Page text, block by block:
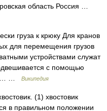
область Россия …
груза к крюку Для кранов
для перемещения грузов
устройствами служат
с помощью
В… …
Википедия
(1) хвостовик
в правильном положении